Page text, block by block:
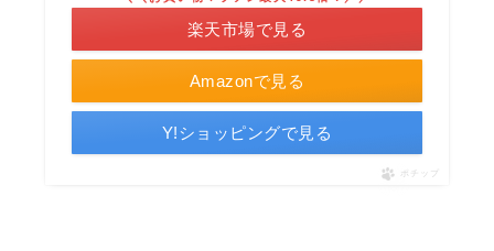
Amazonで見る
楽天市場で見る
Y!ショッピングで見る
ポチップ